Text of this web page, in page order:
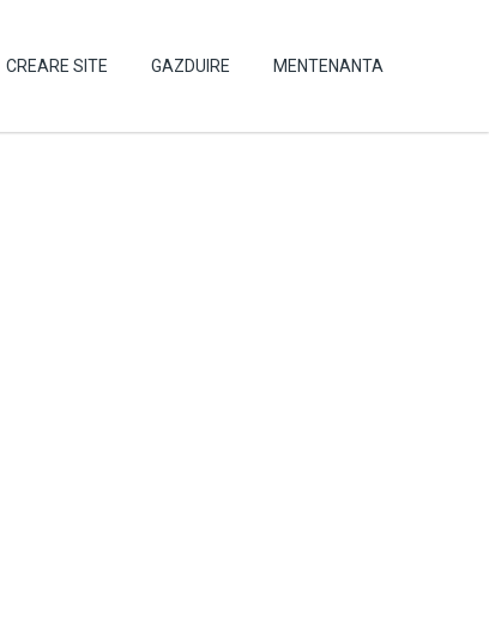
CREARE SITE GAZDUIRE MENTENANTA